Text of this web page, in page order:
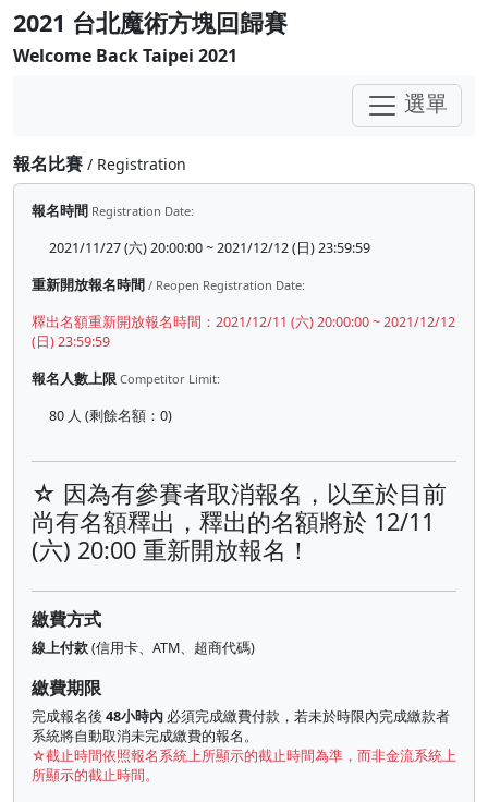
2021 台北魔術方塊回歸賽
Welcome Back Taipei 2021
選單
報名比賽 / Registration
報名時間 Registration Date:
2021/11/27 (六) 20:00:00 ~ 2021/12/12 (日) 23:59:59
重新開放報名時間 / Reopen Registration Date:
釋出名額重新開放報名時間：2021/12/11 (六) 20:00:00 ~ 2021/12/12
(日) 23:59:59
報名人數上限 Competitor Limit:
80 人 (剩餘名額：0)
☆ 因為有參賽者取消報名，以至於目前
尚有名額釋出，釋出的名額將於 12/11
(六) 20:00 重新開放報名！
繳費方式
線上付款(信用卡、ATM、超商代碼)
繳費期限
完成報名後 48小時內 必須完成繳費付款，若未於時限內完成繳款者
系統將自動取消未完成繳費的報名。
☆截止時間依照報名系統上所顯示的截止時間為準，而非金流系統上
所顯示的截止時間。